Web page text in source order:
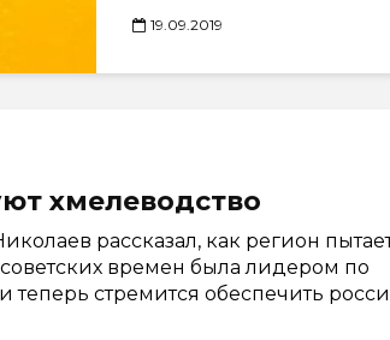
19.09.2019
хмелеводство
рассказал, как регион
времен была лидером по
теперь стремится обеспечить